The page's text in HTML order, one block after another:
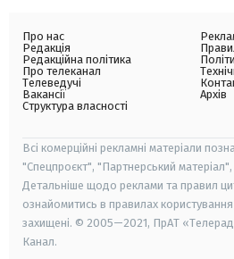
Про нас
Редакція
Редакційна політика
Про телеканал
Телеведучі
Вакансії
Структура власності
Архів
Всі комерційні рекламні матеріали
"Спецпроєкт", "Партнерський
Детальніше щодо реклами та правил
ознайомитись в правилах
захищені. © 2005—2021, ПрАТ
Канал.